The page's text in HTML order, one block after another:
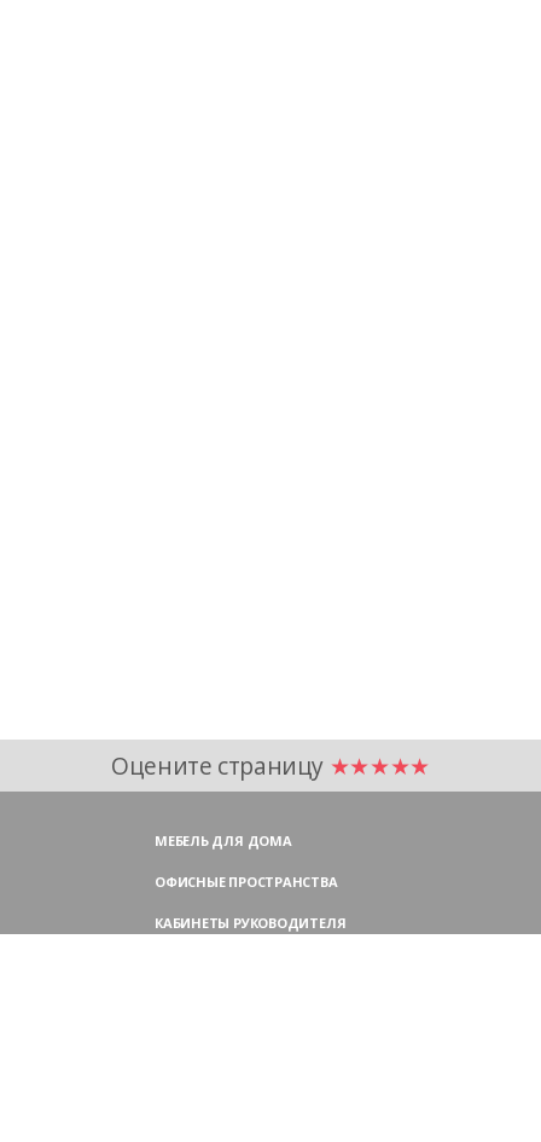
Оцените страницу ★★★★★
МЕБЕЛЬ ДЛЯ ДОМА
ОФИСНЫЕ ПРОСТРАНСТВА
КАБИНЕТЫ РУКОВОДИТЕЛЯ